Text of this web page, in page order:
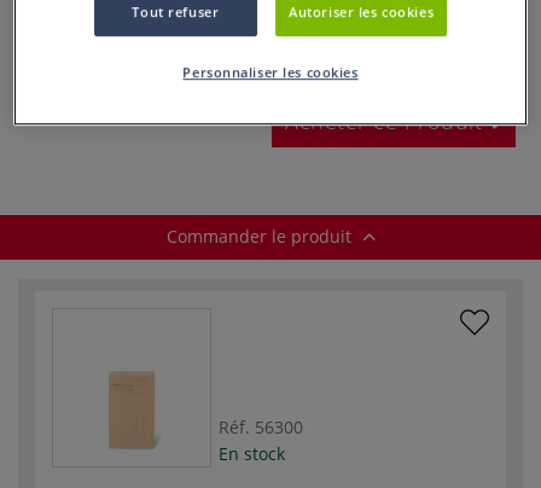
dès8,95 €
Acheter ce Produit
Commander le produit
Réf. 56300
En stock
Tout refuser Autoriser les cookies
Personnaliser les cookies